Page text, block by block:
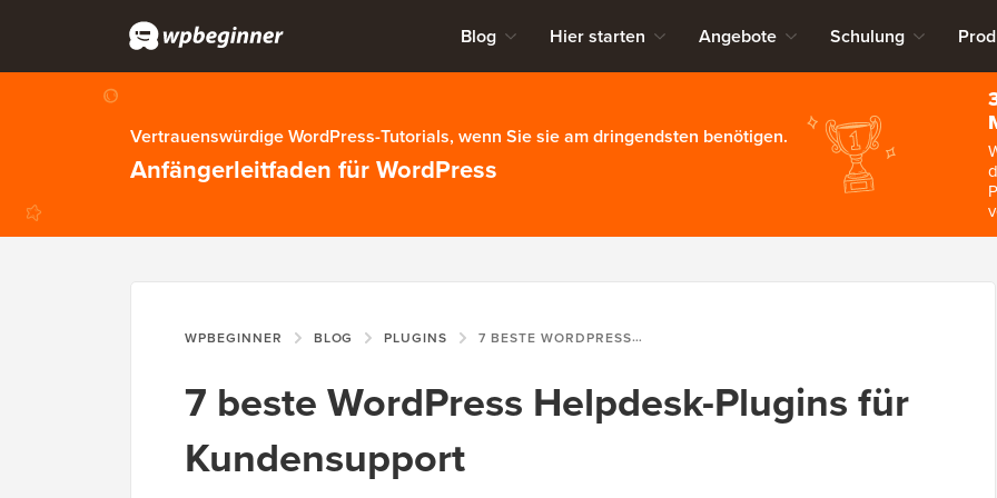
Blog Hier starten Angebote Schulung
Vertrauenswürdige WordPress-Tutorials, wenn Sie sie am dringendsten benötigen.
Anfängerleitfaden für WordPress
WPBEGINNER BLOG PLUGINS 7 BESTE WORDPRESS HELPDESK-PLUGINS FÜR KUNDENSUPPORT
7 beste WordPress Helpdesk-Plugins für
Kundensupport